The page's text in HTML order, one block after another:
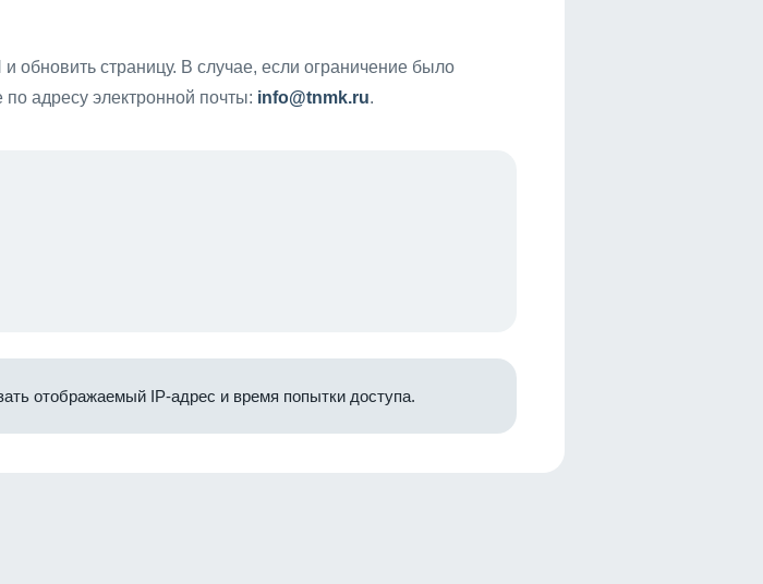
обновить страницу. В случае, если ограничение было
адресу электронной почты: info@tnmk.ru.
отображаемый IP-адрес и время попытки доступа.